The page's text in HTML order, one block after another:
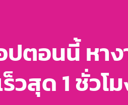
ปตอนนี้ หา
วสุด 1 ชั่วโ